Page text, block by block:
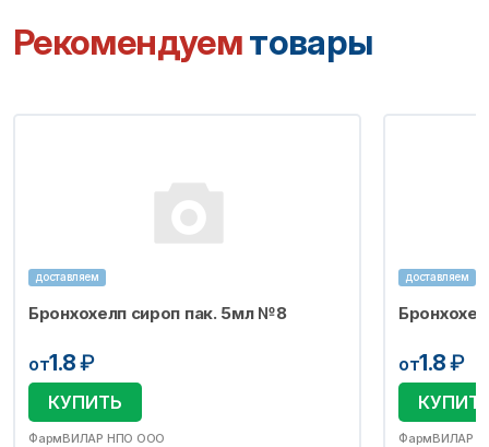
Рекомендуемтовары
доставляем
Бронхохелп сироп пак. 5мл №8
от1.8₽
КУПИТЬ
ФармВИЛАР НПО ООО
доставляем
от1.8₽
ФармВИЛАР